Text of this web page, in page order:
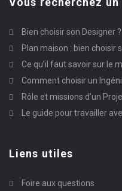
Bien choisir son Designer ?
Plan maison : bien choisir
Ce qu’il faut savoir sur le
Comment choisir un
Rôle et missions d’un
Le guide pour travailler
Liens utiles
Foire aux questions